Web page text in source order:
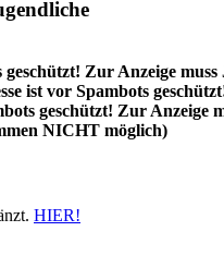
Zur Anzeige muss
ist vor Spambots
geschützt! Zur Anzeige
NICHT möglich)
HIER!